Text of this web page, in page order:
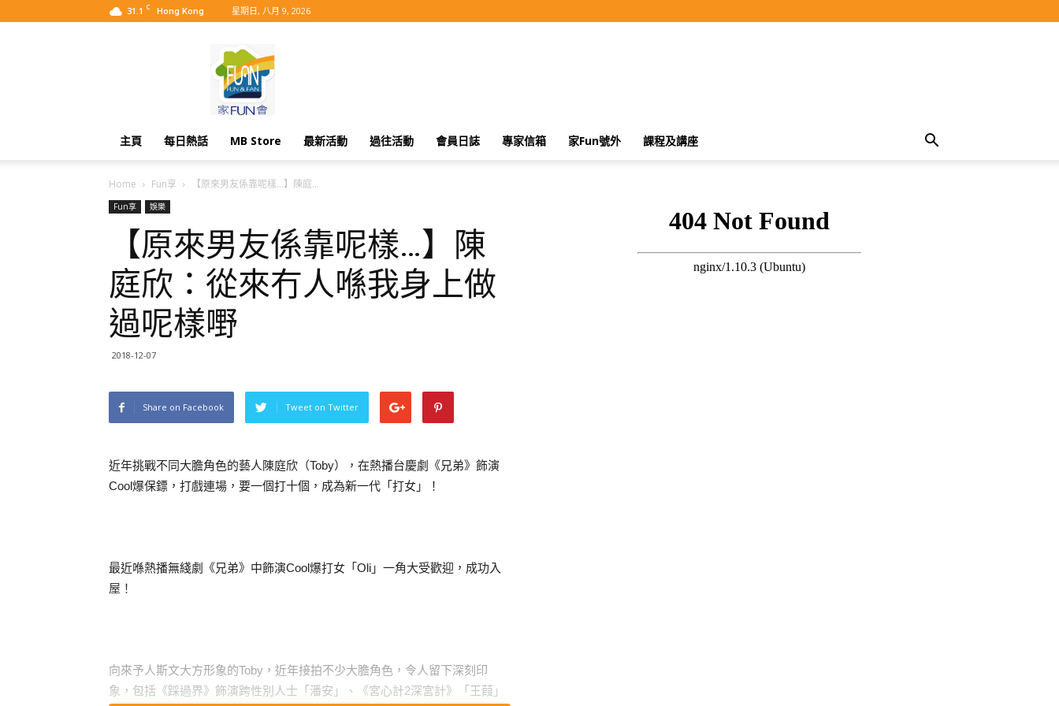
31.1 C Hong Kong 星期日, 八月 9, 2026
主頁 每日熱話 MB Store 最新活動 過往活動 會員日誌 專家信箱 家Fun號外 課程及講座
Home Fun享 【原來男友係靠呢樣…】陳庭...
Fun享 娛樂
【原來男友係靠呢樣…】陳
庭欣：從來冇人喺我身上做
過呢樣嘢
2018-12-07
Share on Facebook Tweet on Twitter
近年挑戰不同大膽角色的藝人陳庭欣（Toby），在熱播台慶劇《兄弟》飾演
Cool爆保鏢，打戲連場，要一個打十個，成為新一代「打女」！
最近喺熱播無綫劇《兄弟》中飾演Cool爆打女「Oli」一角大受歡迎，成功入
屋！
向來予人斯文大方形象的Toby，近年接拍不少大膽角色，令人留下深刻印
象，包括《踩過界》飾演跨性別人士「潘安」、《宮心計2深宮計》「王葭」